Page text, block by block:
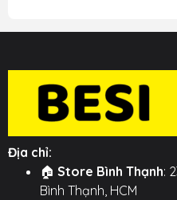
Địa chỉ:
🏠 Store Bình Thạnh:
Bình Thạnh, HCM